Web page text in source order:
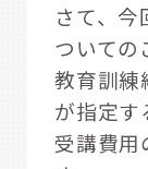
さて、
ついての
教育訓練
が指定す
受講費用